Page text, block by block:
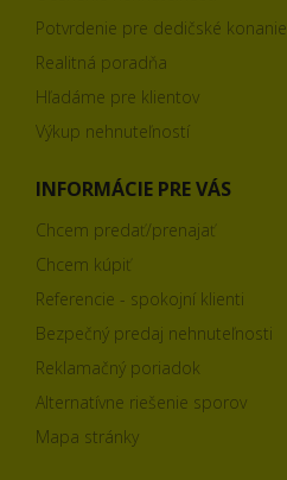
Potvrdenie pre dedičské konanie
Realitná poradňa
Hľadáme pre klientov
Výkup nehnuteľností
INFORMÁCIE PRE VÁS
Chcem predať/prenajať
Chcem kúpiť
Referencie - spokojní klienti
Bezpečný predaj nehnuteľnosti
Reklamačný poriadok
Alternatívne riešenie sporov
Mapa stránky